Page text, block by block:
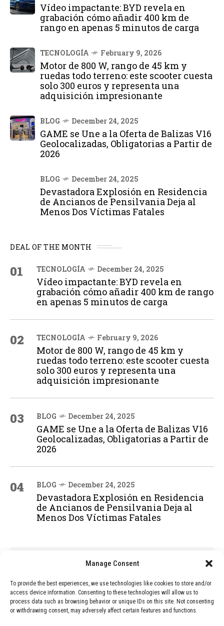
Manage Consent
To provide the best experiences, we use technologies like cookies to store and/or
access device information. Consenting to these technologies will allow us to
process data such as browsing behavior or unique IDs on this site. Not consenting
or withdrawing consent, may adversely affect certain features and functions.
Vídeo impactante: BYD revela en
grabación cómo añadir 400 km de
rango en apenas 5 minutos de carga
TECNOLOGÍA February 9, 2026
Motor de 800 W, rango de 45 km y
ruedas todo terreno: este scooter cuesta
solo 300 euros y representa una
adquisición impresionante
BLOG December 24, 2025
GAME se Une a la Oferta de Balizas V16
Geolocalizadas, Obligatorias a Partir de
2026
BLOG December 24, 2025
Devastadora Explosión en Residencia
de Ancianos de Pensilvania Deja al
Menos Dos Víctimas Fatales
DEAL OF THE MONTH
01 TECNOLOGÍA December 24, 2025
Vídeo impactante: BYD revela en
grabación cómo añadir 400 km de rango
en apenas 5 minutos de carga
02 TECNOLOGÍA February 9, 2026
Motor de 800 W, rango de 45 km y
ruedas todo terreno: este scooter cuesta
solo 300 euros y representa una
adquisición impresionante
03 BLOG December 24, 2025
GAME se Une a la Oferta de Balizas V16
Geolocalizadas, Obligatorias a Partir de
2026
04 BLOG December 24, 2025
Devastadora Explosión en Residencia
de Ancianos de Pensilvania Deja al
Menos Dos Víctimas Fatales